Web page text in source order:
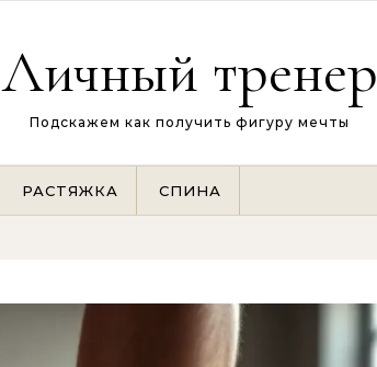
Личный тренер
Подскажем как получить фигуру мечты
РАСТЯЖКА СПИНА